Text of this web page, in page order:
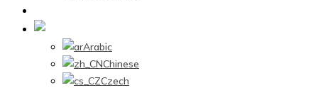
Arabic
Chinese
Czech